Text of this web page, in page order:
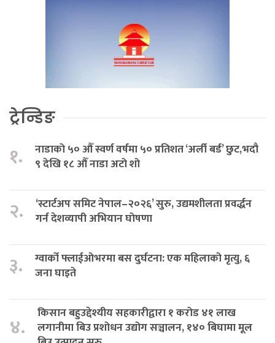
ट्रेन्डिङ
१.
नाडाको ५० औँ स्वर्ण वर्षमा ५० प्रतिशत ‘अर्ली बर्ड’ छुट,भदौ
९ देखि १८ औँ नाडा अटो शो
२.
‘स्टार्टअप समिट नेपाल–२०२६’ सुरु, उद्यमशीलता प्रवर्द्धन
गर्न देशव्यापी अभियान घोषणा
३.
ग्वार्को फ्लाईओभरमा बस दुर्घटना: एक महिलाको मृत्यु, ६
जना घाइते
४.
किसान बहुउद्देश्यीय सहकारीद्वारा १ करोड ४१ लाख
लगानीमा बिउ प्रशोधन उद्योग सञ्चालन, १४० बिघामा मूल